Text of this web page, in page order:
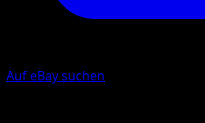
Auf eBay suchen